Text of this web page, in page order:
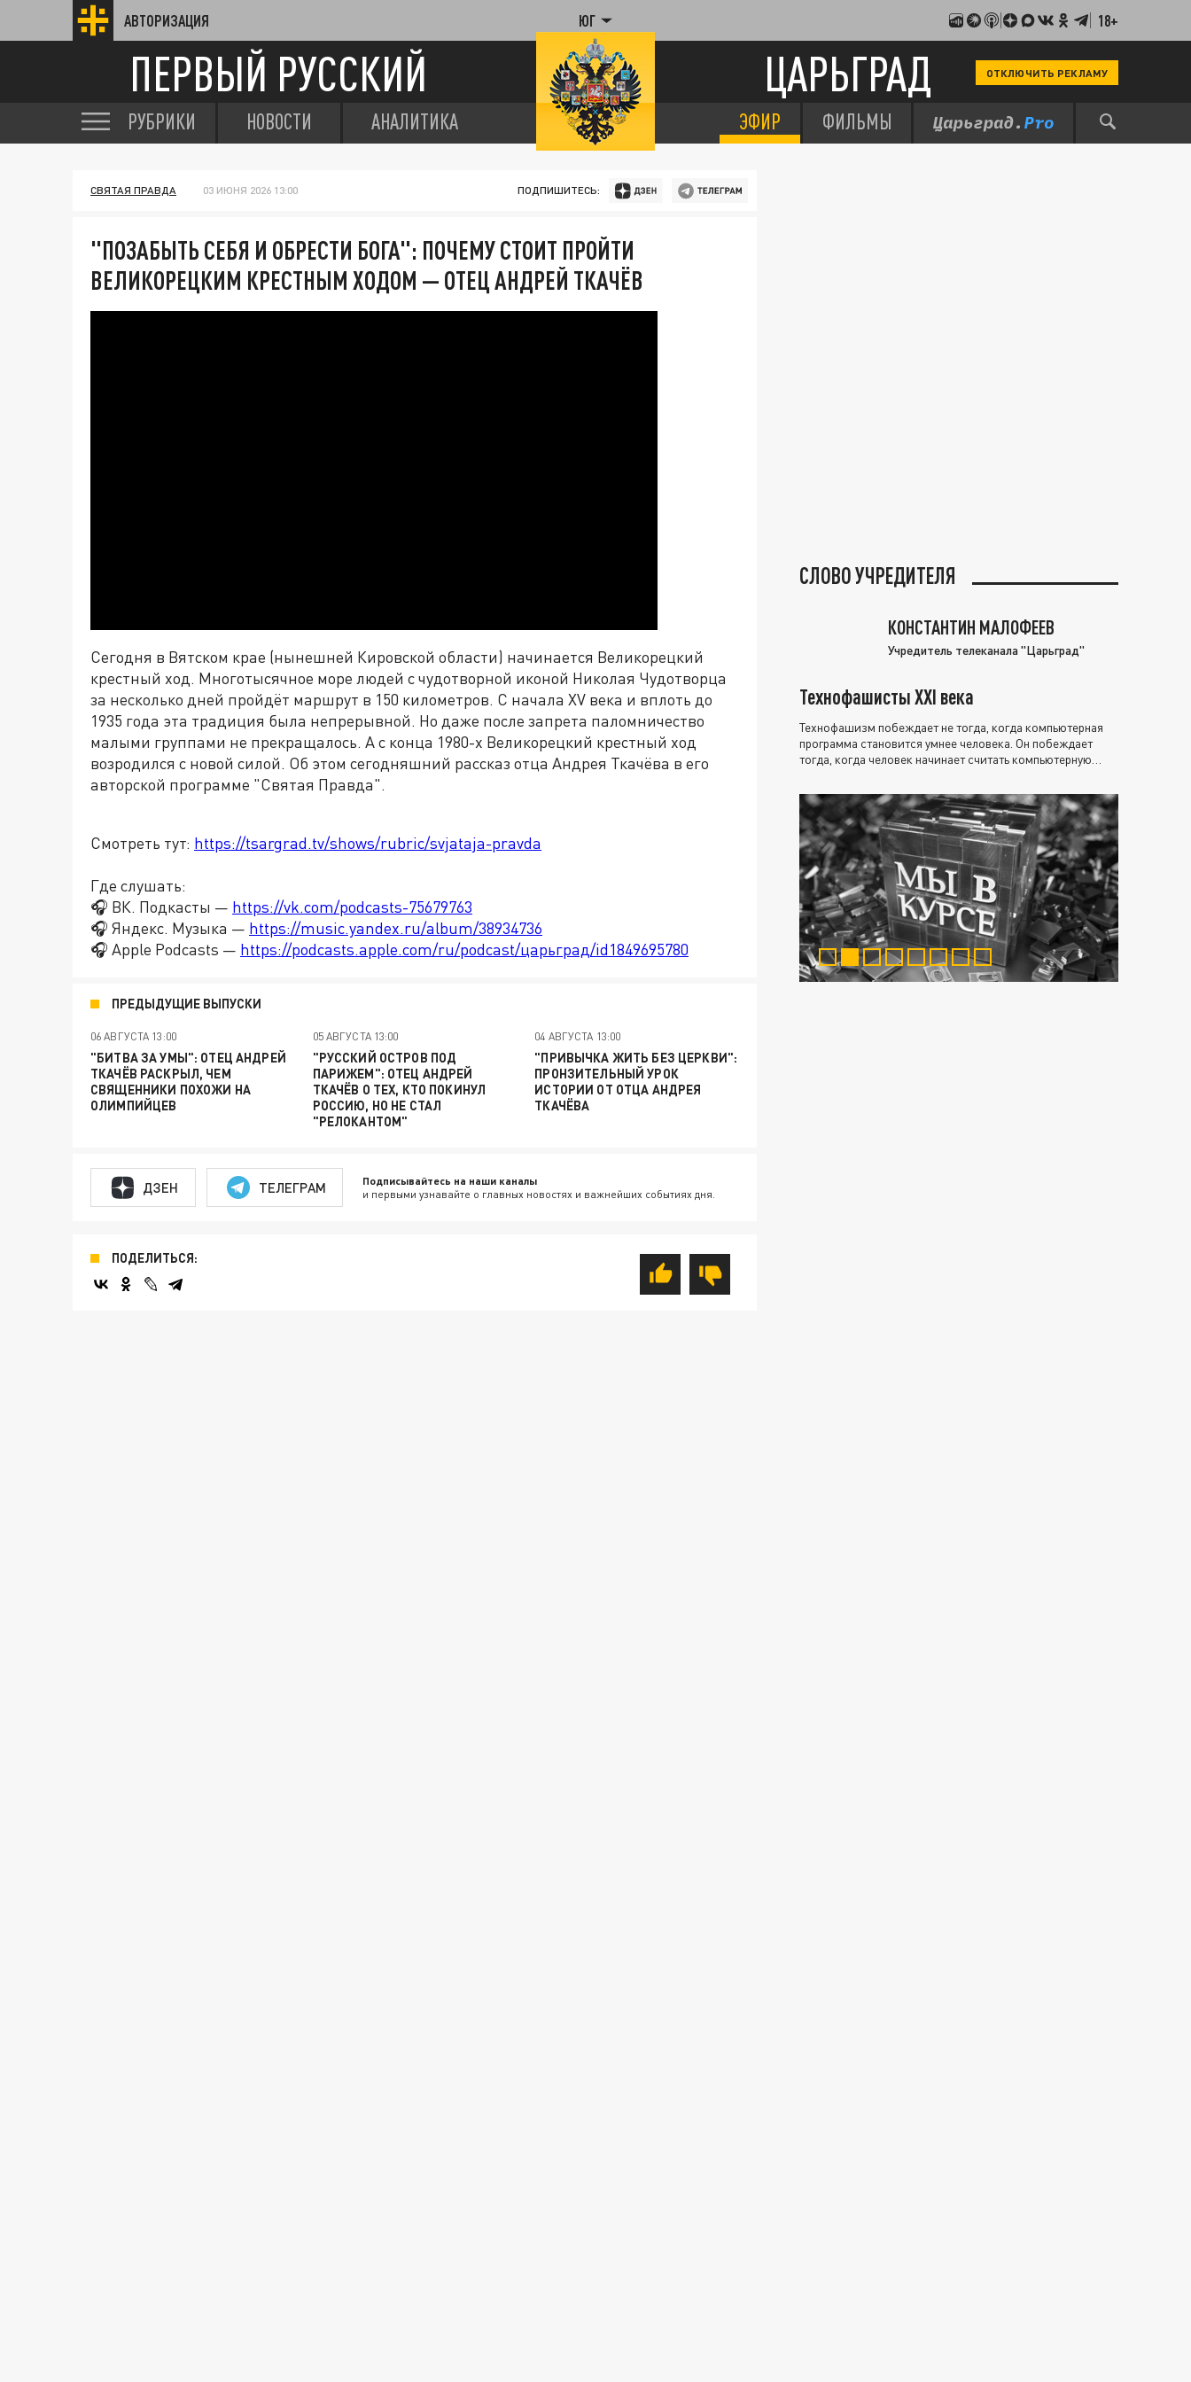
АВТОРИЗАЦИЯ ЮГ 18+
ПЕРВЫЙ РУССКИЙ ЦАРЬГРАД ОТКЛЮЧИТЬ РЕКЛАМУ
РУБРИКИ НОВОСТИ АНАЛИТИКА ЭФИР ФИЛЬМЫ
СВЯТАЯ ПРАВДА 03 ИЮНЯ 2026 13:00 ПОДПИШИТЕСЬ:
"ПОЗАБЫТЬ СЕБЯ И ОБРЕСТИ БОГА": ПОЧЕМУ СТОИТ ПРОЙТИ
ВЕЛИКОРЕЦКИМ КРЕСТНЫМ ХОДОМ — ОТЕЦ АНДРЕЙ ТКАЧЁВ
Сегодня в Вятском крае (нынешней Кировской области) начинается Великорецкий
крестный ход. Многотысячное море людей с чудотворной иконой Николая Чудотворца
за несколько дней пройдёт маршрут в 150 километров. С начала XV века и вплоть до
1935 года эта традиция была непрерывной. Но даже после запрета паломничество
малыми группами не прекращалось. А с конца 1980-х Великорецкий крестный ход
возродился с новой силой. Об этом сегодняшний рассказ отца Андрея Ткачёва в его
авторской программе "Святая Правда".
Смотреть тут: https://tsargrad.tv/shows/rubric/svjataja-pravda
Где слушать:
🎧 ВК. Подкасты — https://vk.com/podcasts-75679763
🎧 Яндекс. Музыка — https://music.yandex.ru/album/38934736
🎧 Apple Podcasts — https://podcasts.apple.com/ru/podcast/царьград/id1849695780
ПРЕДЫДУЩИЕ ВЫПУСКИ
06 АВГУСТА 13:00
"БИТВА ЗА УМЫ": ОТЕЦ АНДРЕЙ
ТКАЧЁВ РАСКРЫЛ, ЧЕМ
СВЯЩЕННИКИ ПОХОЖИ НА
ОЛИМПИЙЦЕВ
05 АВГУСТА 13:00
"РУССКИЙ ОСТРОВ ПОД
ПАРИЖЕМ": ОТЕЦ АНДРЕЙ
ТКАЧЁВ О ТЕХ, КТО ПОКИНУЛ
РОССИЮ, НО НЕ СТАЛ
"РЕЛОКАНТОМ"
04 АВГУСТА 13:00
"ПРИВЫЧКА ЖИТЬ БЕЗ ЦЕРКВИ":
ПРОНЗИТЕЛЬНЫЙ УРОК
ИСТОРИИ ОТ ОТЦА АНДРЕЯ
ТКАЧЁВА
ДЗЕН ТЕЛЕГРАМ Подписывайтесь на наши каналы
и первыми узнавайте о главных новостях и важнейших событиях дня.
ПОДЕЛИТЬСЯ:
СЛОВО УЧРЕДИТЕЛЯ
КОНСТАНТИН МАЛОФЕЕВ
Учредитель телеканала "Царьград"
Технофашисты XXI века
Технофашизм побеждает не тогда, когда компьютерная
программа становится умнее человека. Он побеждает
тогда, когда человек начинает считать компьютерную